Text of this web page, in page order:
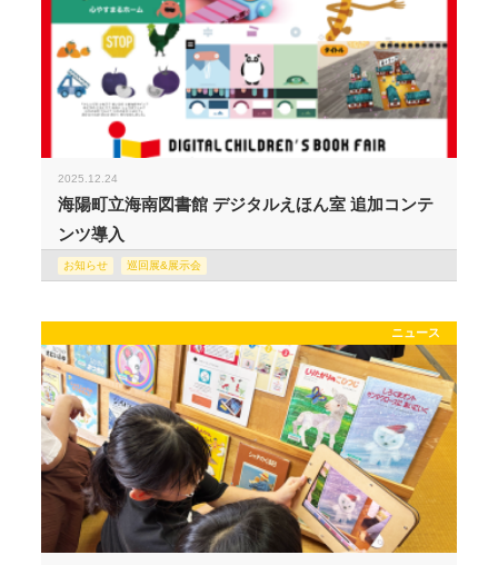
2025.12.24
海陽町立海南図書館 デジタルえほん室 追加コンテ
ンツ導入
お知らせ 巡回展&展示会
ニュース